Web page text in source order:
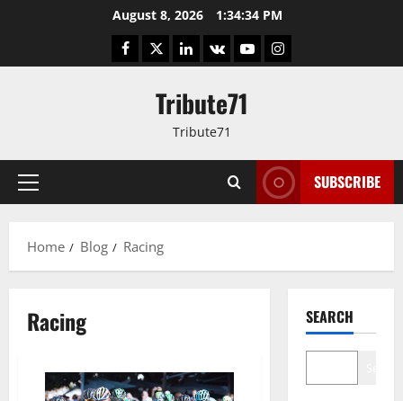
August 8, 2026 1:34:35 PM
Facebook
TwitterLinkedIn
VK YouTubeInstagram
Tribute71
Tribute71
Primary
SUBSCRIBE
Home Blog Racing
Racing SEARCH